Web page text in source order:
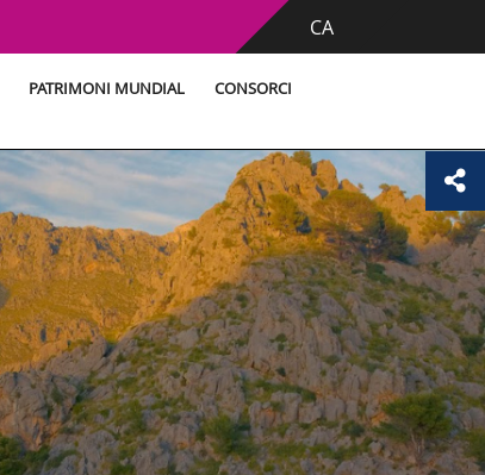
CA
PATRIMONI MUNDIAL CONSORCI